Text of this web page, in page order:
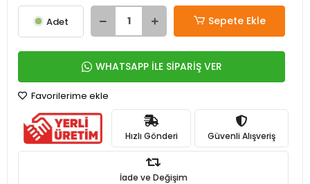
Adet Sepete Ekle
WHATSAPP İLE SİPARİŞ VER
Favorilerime ekle
Hızlı Gönderi Güvenli Alışveriş
İade ve Değişim